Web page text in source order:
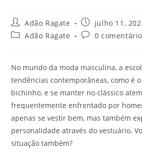
Adão Ragate
julho 11,
Adão Ragate
0 comentário
No mundo da moda masculina, a
tendências contemporâneas, como é
bichinho, e se manter no clássico
frequentemente enfrentado por
apenas se vestir bem, mas também
personalidade através do vestuário.
situação também?